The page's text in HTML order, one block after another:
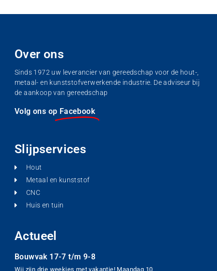
Over ons
Sinds 1972 uw leverancier van gereedschap voor de hout-,
metaal- en kunststofverwerkende industrie. De adviseur bij
de aankoop van gereedschap
Volg ons op Facebook
Slijpservices
Hout
Metaal en kunststof
CNC
Huis en tuin
Actueel
Bouwvak 17-7 t/m 9-8
Wij zijn drie weekjes met vakantie! Maandag 10